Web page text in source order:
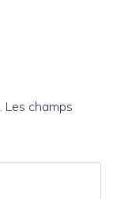
Les champs